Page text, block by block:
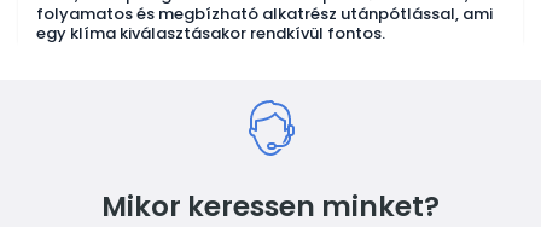
folyamatos és megbízható alkatrész utánpótlással, ami
egy klíma kiválasztásakor rendkívül fontos.
Mikor keressen minket?